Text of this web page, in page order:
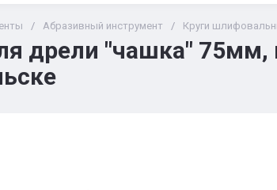
/ Абразивный инструмент / Круги
дрели "чашка" 75мм,